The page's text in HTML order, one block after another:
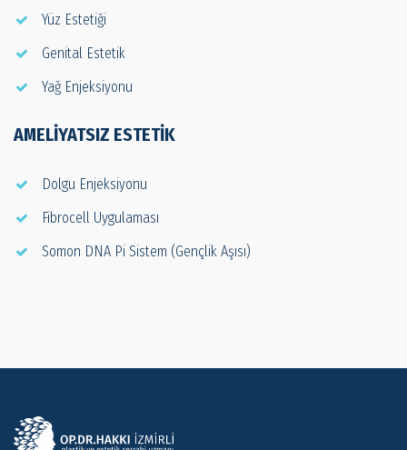
Yüz Estetiği
Genital Estetik
Yağ Enjeksiyonu
AMELIYATSIZ ESTETIK
Dolgu Enjeksiyonu
Fibrocell Uygulaması
Somon DNA Pi Sistem (Gençlik Aşısı)